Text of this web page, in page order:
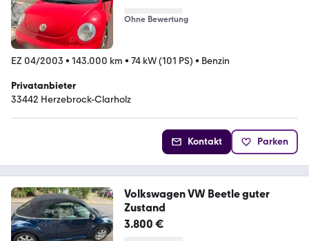
Ohne Bewertung
EZ 04/2003 • 143.000 km • 74 kW (101 PS) • Benzin
Privatanbieter
33442 Herzebrock-Clarholz
Kontakt Parken
Volkswagen VW Beetle guter
Zustand
3.800 €